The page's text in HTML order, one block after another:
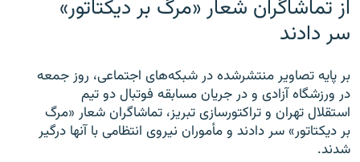
از تماشاگران شعار «مرگ بر دیکتاتور»
سر دادند
بر پایه تصاویر منتشرشده در شبکه‌های اجتماعی، روز جمعه
در ورزشگاه آزادی و در جریان مسابقه فوتبال دو تیم
استقلال تهران و تراکتورسازی تبریز، تماشاگران شعار «مرگ
بر دیکتاتور» سر دادند و مأموران نیروی انتظامی با آنها درگیر
شدند.